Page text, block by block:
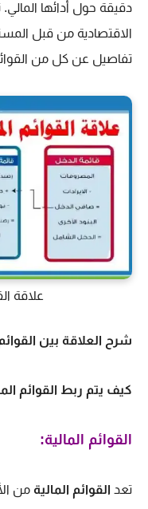
دقيقة حول أدائها المالي.
الاقتصادية من قبل
تفاصيل عن كل من القوائم
علاقة
شرح العلاقة بين القوائم
كيف يتم ربط القوائم
القوائم المالية:
تعد القوائم المالية من